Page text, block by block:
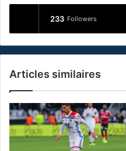
233 Followers
Articles similaires